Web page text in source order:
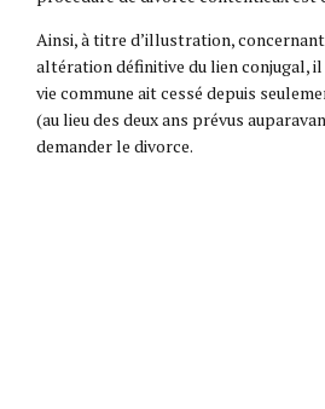
Ainsi, à titre d’illustration,
altération définitive du lien conjugal,
vie commune ait cessé depuis
(au lieu des deux ans prévus
demander le divorce.